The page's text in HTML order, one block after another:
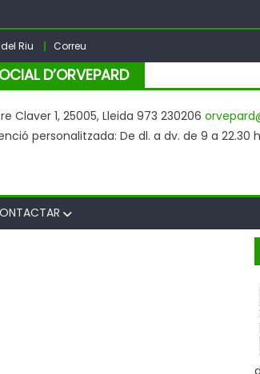
Riu Correu
D’ORVEPARD
Claver 1, 25005, Lleida 973 230206
personalitzada: De dl. a dv. de 9 a 22.30